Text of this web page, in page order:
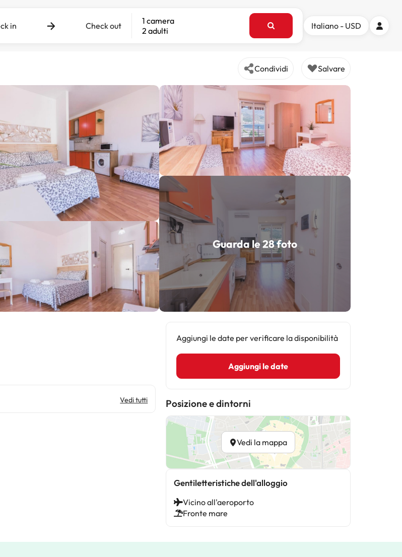
in Check out
1 camera
2 adulti
Italiano - USD
Condividi Salvare
Guarda le 28 foto
Vedi tutti
Aggiungi le date per verificare la disponibilità
Aggiungi le date
Posizione e dintorni
Vedi la mappa
Gentiletteristiche dell'alloggio
Vicino all'aeroporto
Fronte mare